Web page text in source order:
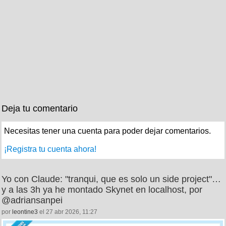
Deja tu comentario
Necesitas tener una cuenta para poder dejar comentarios.
¡Registra tu cuenta ahora!
Yo con Claude: "tranqui, que es solo un side project"…
y a las 3h ya he montado Skynet en localhost, por
@adriansanpei
por leontine3 el 27 abr 2026, 11:27